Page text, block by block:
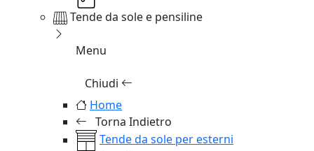
Tende da sole e pensiline
Menu
Chiudi
Home
Torna Indietro
Tende da sole per esterni